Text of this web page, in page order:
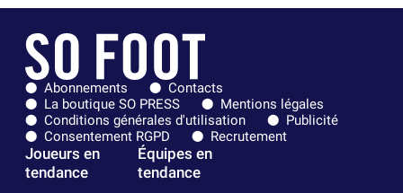
Abonnements
Contacts
La boutique SO PRESS
Mentions légales
Conditions générales d'utilisation
Publicité
Consentement RGPD
Recrutement
Joueurs en
tendance
Équipes en
tendance